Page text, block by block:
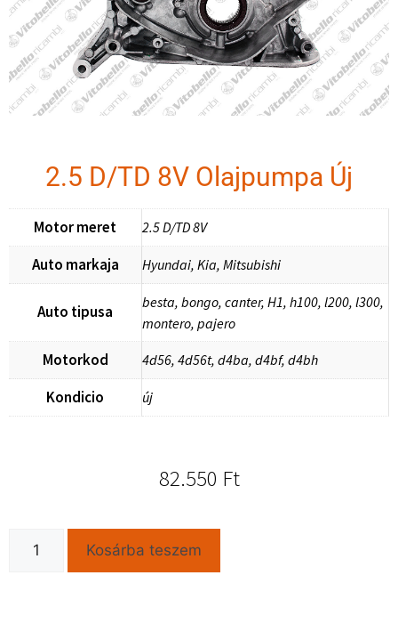
2.5 D/TD 8V Olajpumpa Új
Motor meret 2.5 D/TD 8V
Auto markaja Hyundai, Kia, Mitsubishi
Auto tipusa
besta, bongo, canter, H1, h100, l200, l300,
montero, pajero
Motorkod 4d56, 4d56t, d4ba, d4bf, d4bh
Kondicio új
82.550 Ft
Kosárba teszem